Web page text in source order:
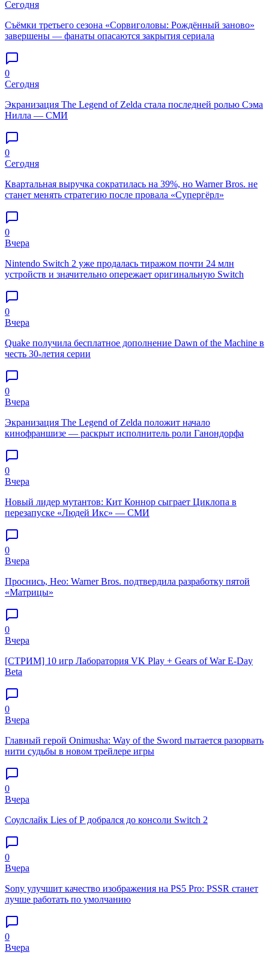
Сегодня
Съёмки третьего сезона «Сорвиголовы: Рождённый заново»
завершены — фанаты опасаются закрытия сериала
0
Сегодня
Экранизация The Legend of Zelda стала последней ролью Сэма
Нилла — СМИ
0
Сегодня
Квартальная выручка сократилась на 39%, но Warner Bros. не
станет менять стратегию после провала «Супергёрл»
0
Вчера
Nintendo Switch 2 уже продалась тиражом почти 24 млн
устройств и значительно опережает оригинальную Switch
0
Вчера
Quake получила бесплатное дополнение Dawn of the Machine в
честь 30-летия серии
0
Вчера
Экранизация The Legend of Zelda положит начало
кинофраншизе — раскрыт исполнитель роли Ганондорфа
0
Вчера
Новый лидер мутантов: Кит Коннор сыграет Циклопа в
перезапуске «Людей Икс» — СМИ
0
Вчера
Проснись, Нео: Warner Bros. подтвердила разработку пятой
«Матрицы»
0
Вчера
[СТРИМ] 10 игр Лаборатория VK Play + Gears of War E-Day
Beta
0
Вчера
Главный герой Onimusha: Way of the Sword пытается разорвать
нити судьбы в новом трейлере игры
0
Вчера
Соулслайк Lies of P добрался до консоли Switch 2
0
Вчера
Sony улучшит качество изображения на PS5 Pro: PSSR станет
лучше работать по умолчанию
0
Вчера